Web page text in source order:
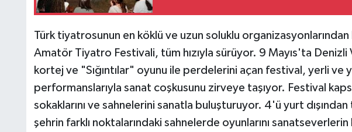
Türk tiyatrosunun en köklü ve uzun soluklu organizasyonlarından
Amatör Tiyatro Festivali, tüm hızıyla sürüyor. 9 Mayıs'ta Denizli
kortej ve "Sığıntılar" oyunu ile perdelerini açan festival, yerli ve
performanslarıyla sanat coşkusunu zirveye taşıyor. Festival
sokaklarını ve sahnelerini sanatla buluşturuyor. 4'ü yurt
şehrin farklı noktalarındaki sahnelerde oyunlarını